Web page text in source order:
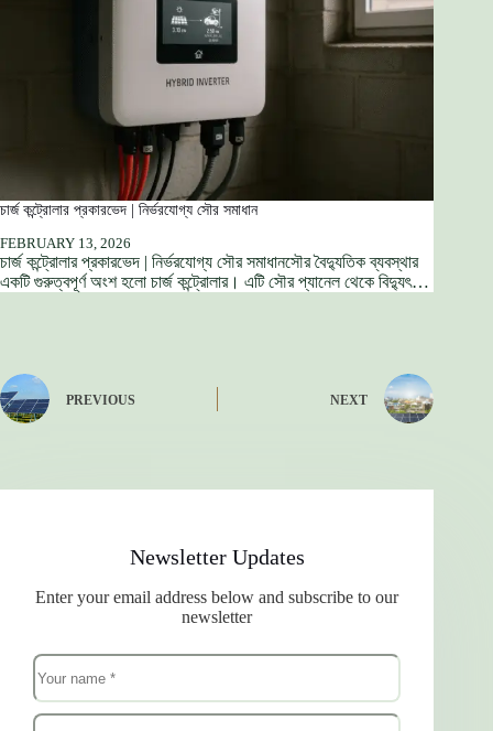
চার্জ কন্ট্রোলার প্রকারভেদ | নির্ভরযোগ্য সৌর সমাধান
FEBRUARY 13, 2026
চার্জ কন্ট্রোলার প্রকারভেদ | নির্ভরযোগ্য সৌর সমাধানসৌর বৈদ্যুতিক ব্যবস্থার
একটি গুরুত্বপূর্ণ অংশ হলো চার্জ কন্ট্রোলার। এটি সৌর প্যানেল থেকে বিদ্যুৎ…
PREVIOUS NEXT
Newsletter Updates
Enter your email address below and subscribe to our
newsletter